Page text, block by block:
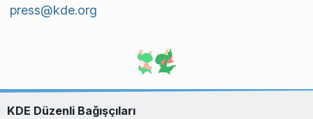
press@kde.org
KDE Düzenli Bağışçıları